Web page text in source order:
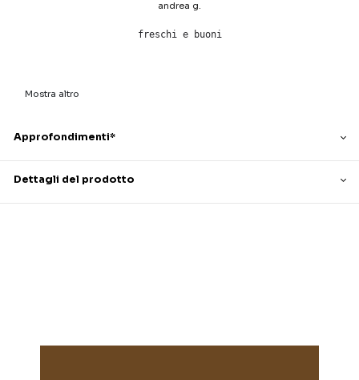
andrea g.
freschi e buoni
Mostra altro
Approfondimenti*
Dettagli del prodotto